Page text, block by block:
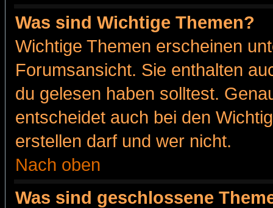
Was sind Wichtige Themen?
Wichtige Themen erscheinen
Forumsansicht. Sie enthalten
du gelesen haben solltest.
entscheidet auch bei den
erstellen darf und wer nicht.
Nach oben
Was sind geschlossene